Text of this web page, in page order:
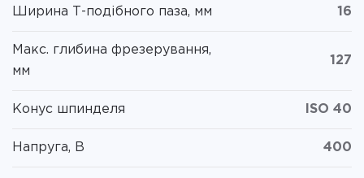
Ширина Т-подібного паза, мм 16
Макс. глибина фрезерування,
мм
127
Конус шпинделя ISO 40
Напруга, В 400